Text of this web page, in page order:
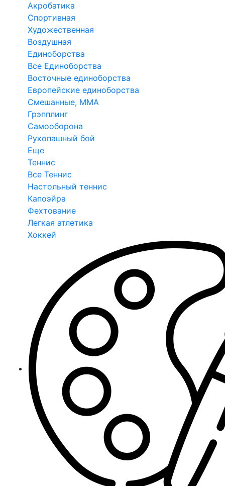
Акробатика
Спортивная
Художественная
Воздушная
Единоборства
Все Единоборства
Восточные единоборства
Европейские единоборства
Смешанные, ММА
Грэпплинг
Самооборона
Рукопашный бой
Еще
Теннис
Все Теннис
Настольный теннис
Капоэйра
Фехтование
Легкая атлетика
Хоккей